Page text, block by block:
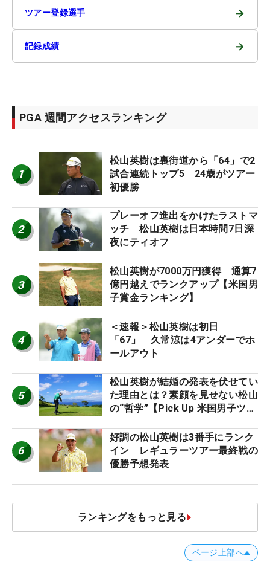
ツアー登録選手 →
記録成績 →
PGA 週間アクセスランキング
1
松山英樹は裏街道から「64」で2
試合連続トップ5 24歳がツアー
初優勝
2
プレーオフ進出をかけたラストマ
ッチ 松山英樹は日本時間7日深
夜にティオフ
3
松山英樹が7000万円獲得 通算7
億円越えでランクアップ【米国男
子賞金ランキング】
4
＜速報＞松山英樹は初日
「67」 久常涼は4アンダーでホ
ールアウト
5
松山英樹が結婚の発表を伏せてい
た理由とは？素顔を見せない松山
の“哲学”【Pick Up 米国男子ツア
6
好調の松山英樹は3番手にランク
イン レギュラーツアー最終戦の
優勝予想発表
ランキングをもっと見る
ページ上部へ